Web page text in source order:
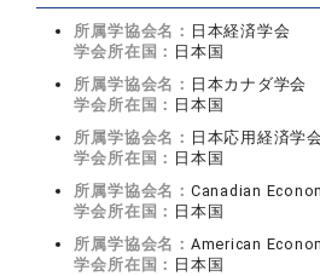
所属学協会名： 日本経済学会
学会所在国： 日本国
所属学協会名： 日本カナダ学会
学会所在国： 日本国
所属学協会名： 日本応用経済学会
学会所在国： 日本国
所属学協会名： Canadian
学会所在国： 日本国
所属学協会名： American
学会所在国： 日本国